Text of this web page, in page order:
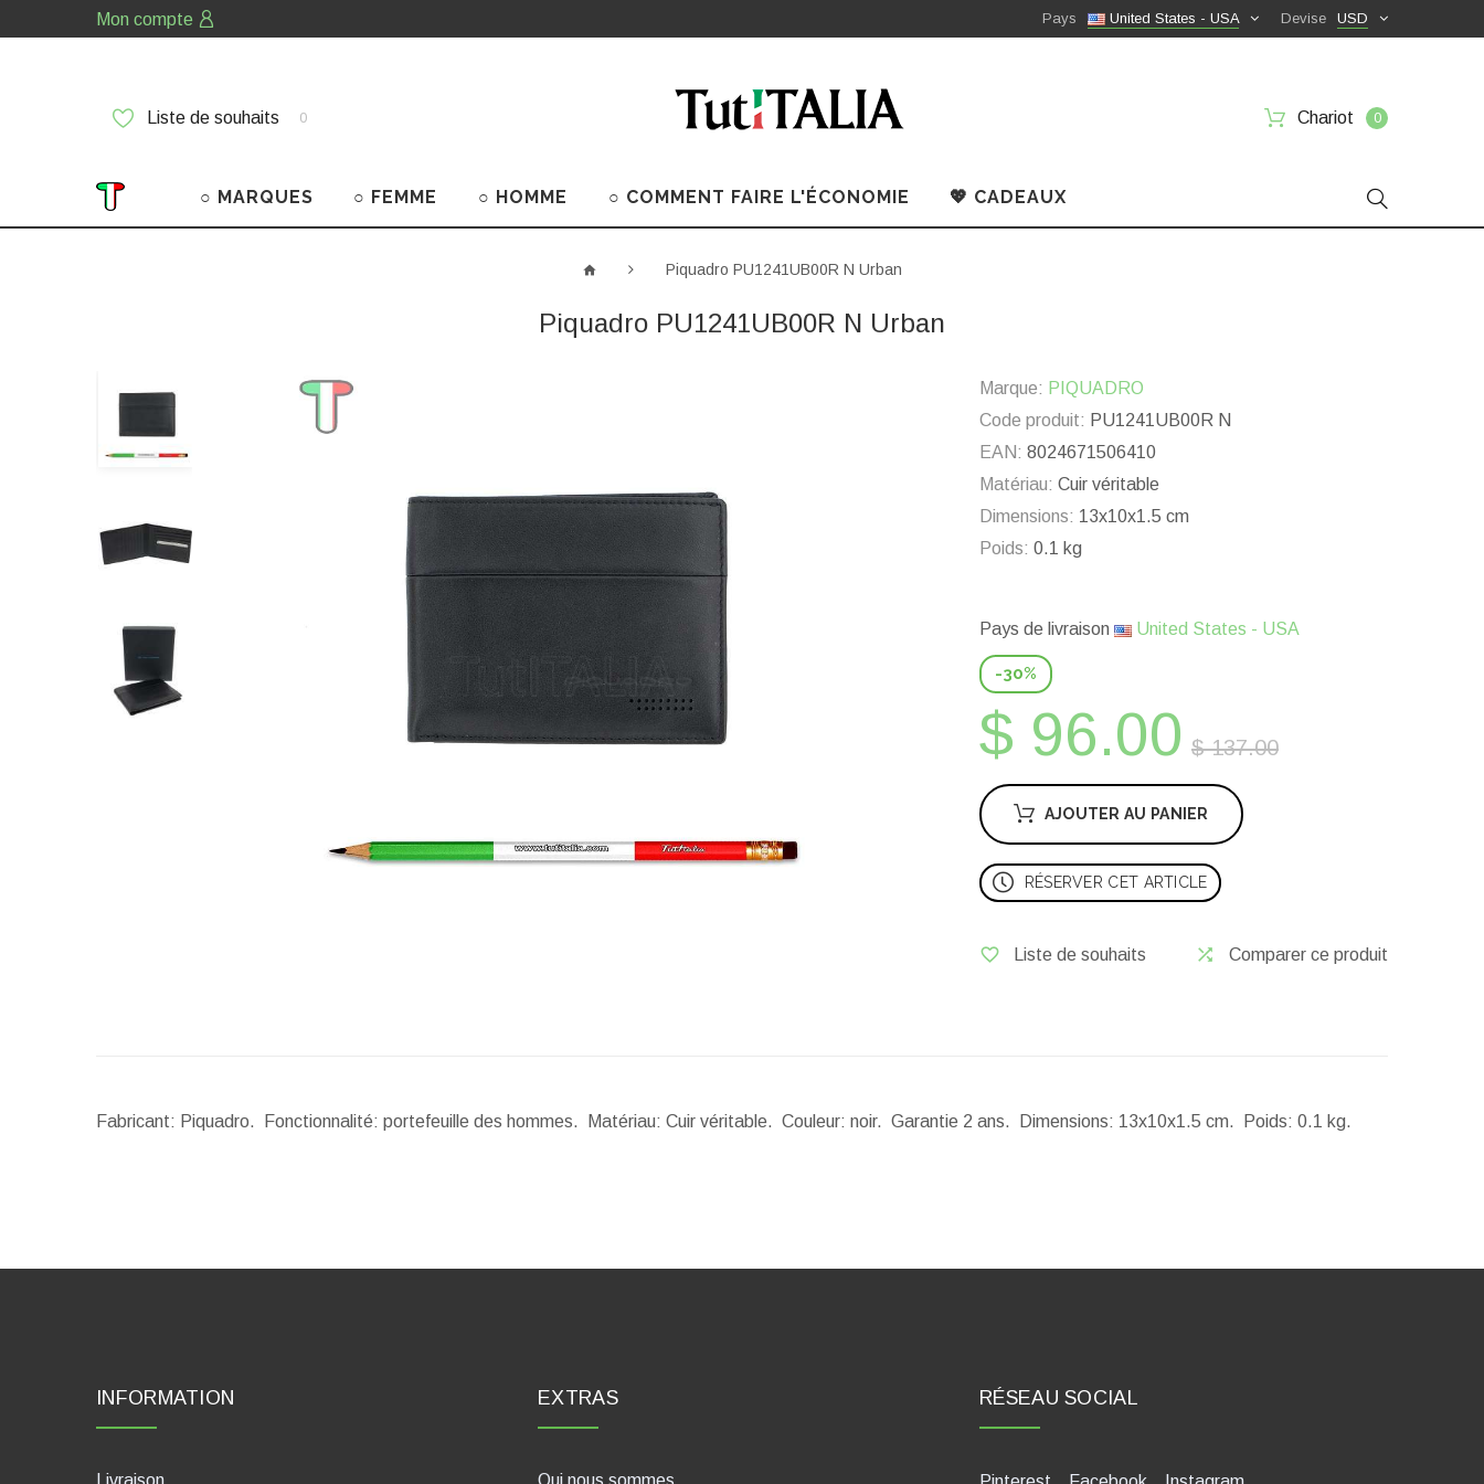
Mon compte USD
Devise
United States - USA
Pays
Liste de souhaits 0 Chariot 0
○ MARQUES ○ FEMME ○ HOMME ○ COMMENT FAIRE L'ÉCONOMIE 💖 CADEAUX
Piquadro PU1241UB00R N Urban
Piquadro PU1241UB00R N Urban
Marque: PIQUADRO
Code produit: PU1241UB00R N
EAN: 8024671506410
Matériau: Cuir véritable
Dimensions: 13x10x1.5 cm
Poids: 0.1 kg
Pays de livraison United States - USA
-30%
$ 96.00 $ 137.00
AJOUTER AU PANIER
RÉSERVER CET ARTICLE
Liste de souhaits Comparer ce produit
Fabricant: Piquadro. Fonctionnalité: portefeuille des hommes. Matériau: Cuir véritable. Couleur: noir. Garantie 2 ans. Dimensions: 13x10x1.5 cm. Poids: 0.1 kg.
INFORMATION EXTRAS RÉSEAU SOCIAL